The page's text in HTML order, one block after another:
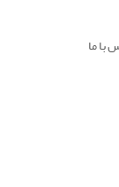
با ما